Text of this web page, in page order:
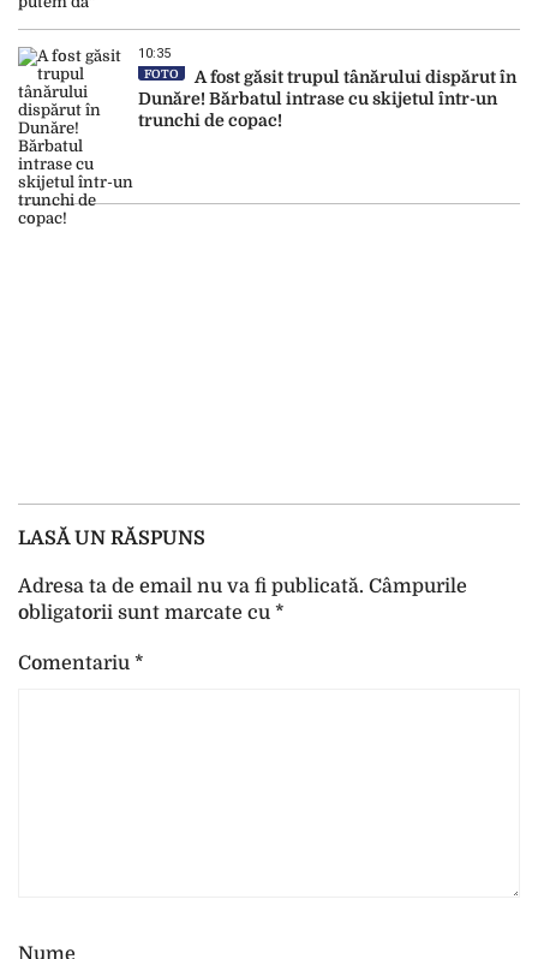
10:35
FOTO
A fost găsit trupul tânărului dispărut în
Dunăre! Bărbatul intrase cu skijetul într-un
trunchi de copac!
LASĂ UN RĂSPUNS
Adresa ta de email nu va fi publicată. Câmpurile
obligatorii sunt marcate cu *
Comentariu *
Nume